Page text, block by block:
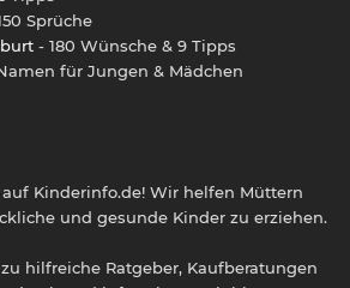
Sprüche
- 180 Wünsche & 9 Tipps
für Jungen & Mädchen
Kinderinfo.de! Wir helfen Müttern
und gesunde Kinder zu erziehen.
hilfreiche Ratgeber, Kaufberatungen